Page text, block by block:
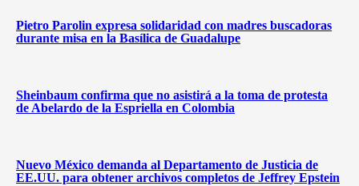
Pietro Parolin expresa solidaridad con madres buscadoras
durante misa en la Basílica de Guadalupe
Sheinbaum confirma que no asistirá a la toma de protesta
de Abelardo de la Espriella en Colombia
Nuevo México demanda al Departamento de Justicia de
EE.UU. para obtener archivos completos de Jeffrey Epstein